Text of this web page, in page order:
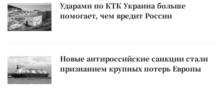
Ударами по КТК Украина больше
помогает, чем вредит России
Новые антироссийские санкции стали
признанием крупных потерь Европы